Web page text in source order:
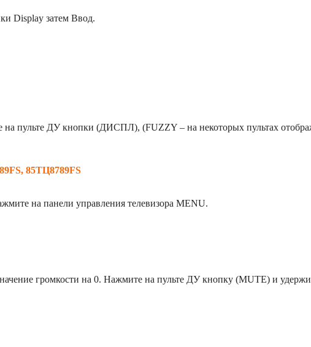
Display затем Ввод.
на пульте ДУ кнопки (ДИСПЛ), (FUZZY – на некоторых пультах
85ТЦ8789FS
на панели управления телевизора MENU.
громкости на 0. Нажмите на пульте ДУ кнопку (MUTE) и